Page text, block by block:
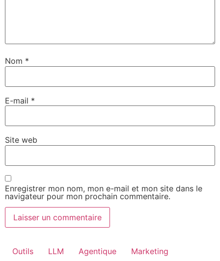
Nom *
E-mail *
Site web
Enregistrer mon nom, mon e-mail et mon site dans le
navigateur pour mon prochain commentaire.
Outils LLM Agentique
Marketing